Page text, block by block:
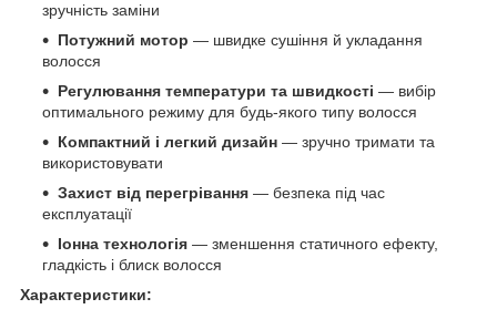
зручність заміни
Потужний мотор — швидке сушіння й укладання
волосся
Регулювання температури та швидкості — вибір
оптимального режиму для будь-якого типу волосся
Компактний і легкий дизайн — зручно тримати та
використовувати
Захист від перегрівання — безпека під час
експлуатації
Іонна технологія — зменшення статичного ефекту,
гладкість і блиск волосся
Характеристики: